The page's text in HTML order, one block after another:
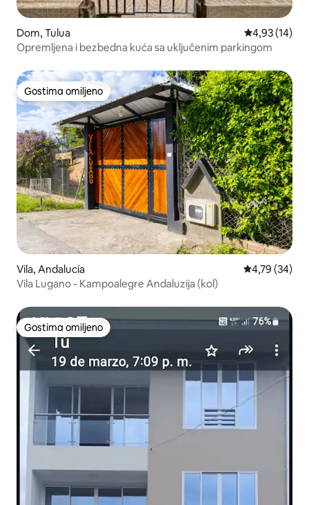
Dom, Tulua Prosečna
4,93 (14)
Opremljena i bezbedna kuća sa uključenim parkingom
Gostima omiljeno
Gostima omiljeno
Vila, Andalucía Prosečna
4,79 (34)
Vila Lugano - Kampoalegre Andaluzija (kol)
Gostima omiljeno
Gostima omiljeno